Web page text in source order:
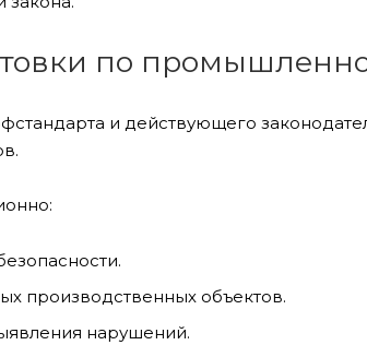
по
и действующего
производственных объектов.
нарушений.